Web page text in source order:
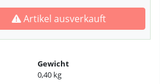
Artikel ausverkauft
Gewicht
0,40 kg